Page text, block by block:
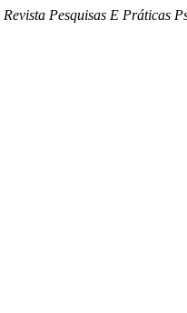
Revista Pesquisas E Práticas